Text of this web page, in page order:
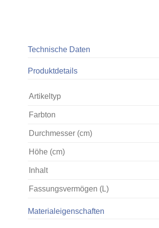
Technische Daten
Produktdetails
Artikeltyp
Farbton
Durchmesser (cm)
Höhe (cm)
Inhalt
Fassungsvermögen (L)
Materialeigenschaften